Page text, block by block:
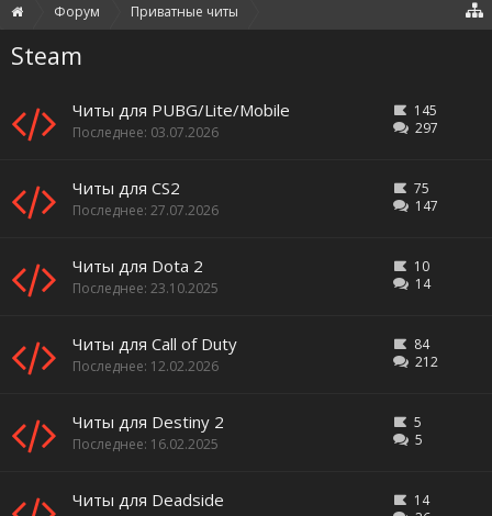
Форум Приватные читы
Steam
Читы для PUBG/Lite/Mobile
145
297
03.07.2026
Читы для CS2
75
147
27.07.2026
Читы для Dota 2
10
14
23.10.2025
Читы для Call of Duty
84
212
12.02.2026
Читы для Destiny 2
5
5
16.02.2025
Читы для Deadside
14